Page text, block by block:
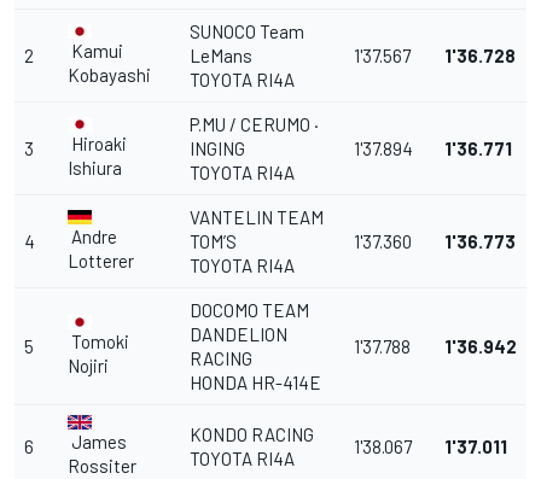
2
Kamui
Kobayashi
SUNOCO Team
LeMans
TOYOTA RI4A
1'37.567 1'36.728
3
Hiroaki
Ishiura
P.MU / CERUMO ·
INGING
TOYOTA RI4A
1'37.894 1'36.771
4
Andre
Lotterer
VANTELIN TEAM
TOM’S
TOYOTA RI4A
1'37.360 1'36.773
5
Tomoki
Nojiri
DOCOMO TEAM
DANDELION
RACING
HONDA HR-414E
1'37.788 1'36.942
6
James
Rossiter
KONDO RACING
TOYOTA RI4A
1'38.067 1'37.011